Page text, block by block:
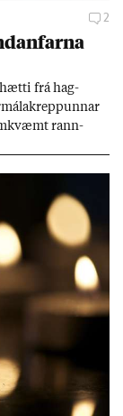
2
hætti frá hag­
rann­